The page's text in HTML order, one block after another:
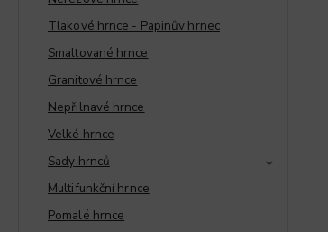
Tlakové hrnce - Papinův hrnec
Smaltované hrnce
Granitové hrnce
Nepřilnavé hrnce
Velké hrnce
Sady hrnců
Multifunkční hrnce
Pomalé hrnce